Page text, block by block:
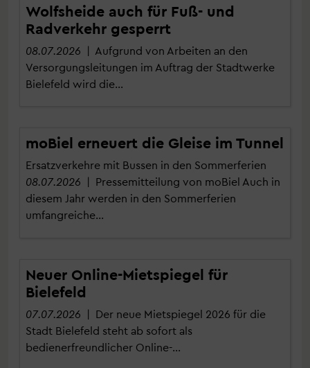
Wolfsheide auch für Fuß- und
Radverkehr gesperrt
08.07.2026 | Aufgrund von Arbeiten an den
Versorgungsleitungen im Auftrag der Stadtwerke
Bielefeld wird die…
moBiel erneuert die Gleise im Tunnel
Ersatzverkehre mit Bussen in den Sommerferien
08.07.2026 | Pressemitteilung von moBiel Auch in
diesem Jahr werden in den Sommerferien
umfangreiche…
Neuer Online-Mietspiegel für
Bielefeld
07.07.2026 | Der neue Mietspiegel 2026 für die
Stadt Bielefeld steht ab sofort als
bedienerfreundlicher Online-…